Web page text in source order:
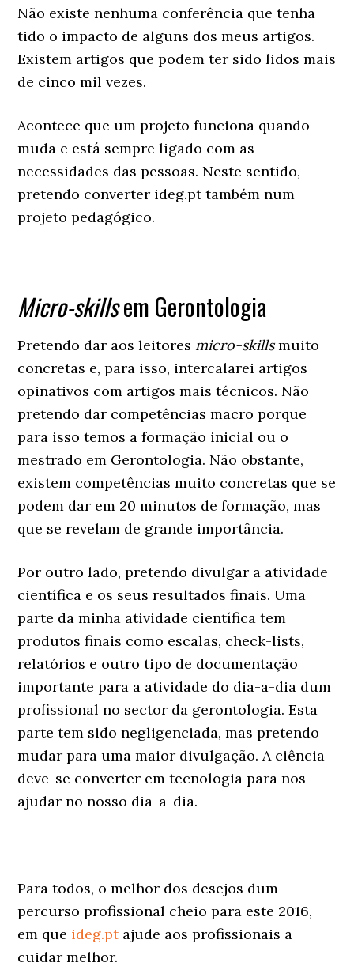
Não existe nenhuma conferência que tenha
tido o impacto de alguns dos meus artigos.
Existem artigos que podem ter sido lidos mais
de cinco mil vezes.
Acontece que um projeto funciona quando
muda e está sempre ligado com as
necessidades das pessoas. Neste sentido,
pretendo converter ideg.pt também num
projeto pedagógico.
Micro-skillsem Gerontologia
Pretendo dar aos leitores micro-skillsmuito
concretas e, para isso, intercalarei artigos
opinativos com artigos mais técnicos. Não
pretendo dar competências macro porque
para isso temos a formação inicial ou o
mestrado em Gerontologia. Não obstante,
existem competências muito concretas que se
podem dar em 20 minutos de formação, mas
que se revelam de grande importância.
Por outro lado, pretendo divulgar a atividade
científica e os seus resultados finais. Uma
parte da minha atividade científica tem
produtos finais como escalas, check-lists,
relatórios e outro tipo de documentação
importante para a atividade do dia-a-dia dum
profissional no sector da gerontologia. Esta
parte tem sido negligenciada, mas pretendo
mudar para uma maior divulgação. A ciência
deve-se converter em tecnologia para nos
ajudar no nosso dia-a-dia.
Para todos, o melhor dos desejos dum
percurso profissional cheio para este 2016,
em que ideg.pt ajude aos profissionais a
cuidar melhor.